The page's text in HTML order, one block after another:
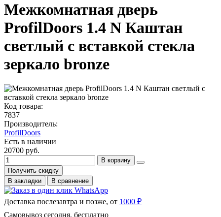
Межкомнатная дверь
ProfilDoors 1.4 N Каштан
светлый с вставкой стекла
зеркало bronze
Код товара:
7837
Производитель:
ProfilDoors
Есть в наличии
20700 руб.
В корзину
Получить скидку
В закладки
В сравнение
Доставка послезавтра и позже, от 1000 ₽
Самовывоз сегодня, бесплатно